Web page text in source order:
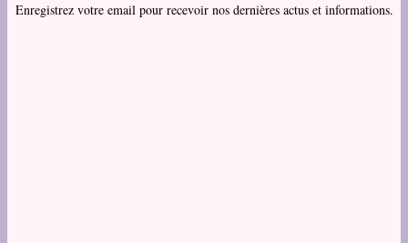
Enregistrez votre email pour recevoir nos dernières actus et informations.